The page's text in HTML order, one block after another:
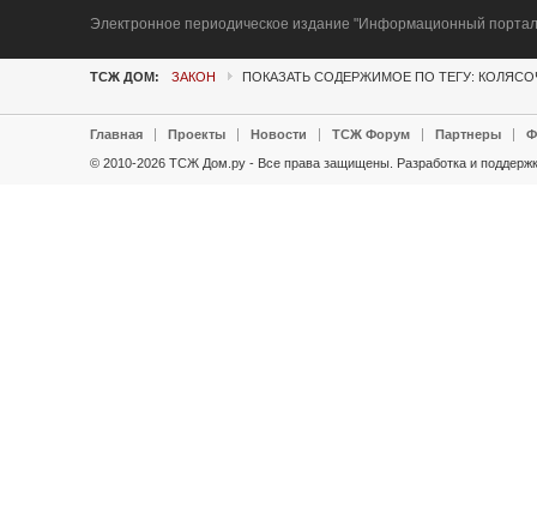
Электронное периодическое издание "Информационный
ТСЖ ДОМ: ЗАКОН ПОКАЗАТЬ СОДЕРЖИМОЕ ПО ТЕГУ:
Главная Проекты Новости ТСЖ Форум Партнеры
© 2010-2026 ТСЖ Дом.ру - Все права защищены. Разработка и